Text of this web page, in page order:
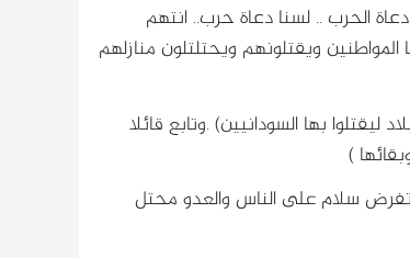
الحرب .. لسنا دعاة حرب.. انتهم
ويقتلونهم ويحتلتلون منازلهم
بها السودانيين) .وتابع قائلا
)
سلام على الناس والعدو محتل